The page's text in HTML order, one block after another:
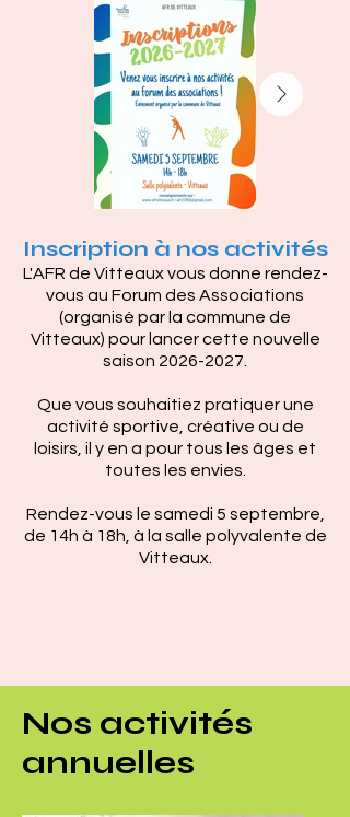
Inscription à nos activités
L'AFR de Vitteaux vous donne rendez-
vous au Forum des Associations
(organisé par la commune de
Vitteaux) pour lancer cette nouvelle
saison 2026-2027.
Que vous souhaitiez pratiquer une
activité sportive, créative ou de
loisirs, il y en a pour tous les âges et
toutes les envies.
Rendez-vous le samedi 5 septembre,
de 14h à 18h, à la salle polyvalente de
Vitteaux.
Nos activités
annuelles